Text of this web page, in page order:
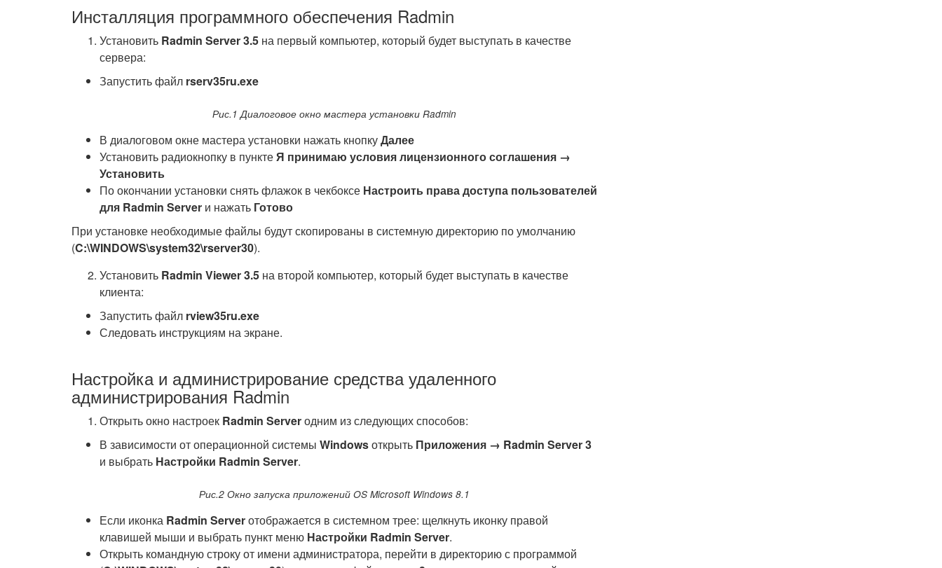
Инсталляция программного обеспечения Radmin
Установить Radmin Server 3.5 на первый компьютер, который будет выступать в качестве
сервера:
Запустить файл rserv35ru.exe
Рис.1 Диалоговое окно мастера установки Radmin
В диалоговом окне мастера установки нажать кнопкуДалее
Установить радиокнопку в пунктеЯ принимаю условия лицензионного соглашения →
Установить
По окончании установки снять флажок в чекбоксе Настроить права доступа пользователей
для Radmin Server и нажать Готово
При установке необходимые файлы будут скопированы в системную директорию по умолчанию
(C:\WINDOWS\system32\rserver30).
Установить Radmin Viewer 3.5 на второй компьютер, который будет выступать в качестве
клиента:
Запустить файл rview35ru.exe
Следовать инструкциям на экране.
Настройка и администрирование средства удаленного
администрирования Radmin
Открыть окно настроек Radmin Serverодним из следующих способов:
В зависимости от операционной системы Windowsоткрыть Приложения → Radmin Server 3
и выбрать Настройки Radmin Server.
Рис.2 Окно запуска приложений OS Microsoft Windows 8.1
Если иконка Radmin Serverотображается в системном трее: щелкнуть иконку правой
клавишей мыши и выбрать пункт меню Настройки Radmin Server.
Открыть командную строку от имени администратора, перейти в директорию с программой